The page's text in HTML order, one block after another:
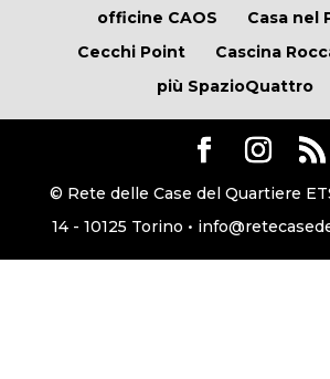
officine CAOS
Casa nel
Cecchi Point
Cascina
più SpazioQuattro
© Rete delle Case del Quartiere
14 - 10125 Torino •